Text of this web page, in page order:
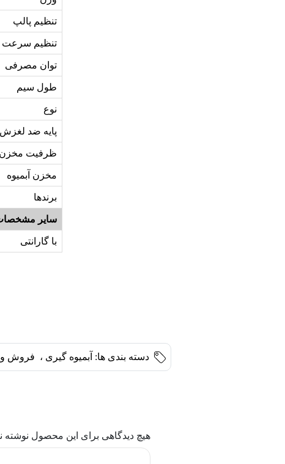
تنظیم پالپ
تنظیم سرعت
توان مصرفی
طول سیم
نوع
پایه ضد لغزش
ظرفیت مخزن
مخزن آبمیوه
برندها
سایر
با گارانتی
دسته بندی ها: آبمیوه گیری ، فروش
هیچ دیدگاهی برای این محصول